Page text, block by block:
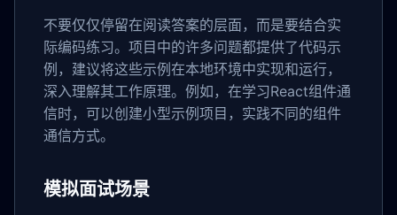
不要仅仅停留在阅读答案的层面，而是要结合实
际编码练习。项目中的许多问题都提供了代码示
例，建议将这些示例在本地环境中实现和运行，
深入理解其工作原理。例如，在学习React组件通
信时，可以创建小型示例项目，实践不同的组件
通信方式。
模拟面试场景